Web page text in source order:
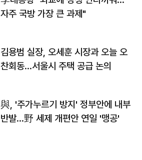
자주 국방 가장 큰 과제"
김용범 실장, 오세훈 시장과 오늘 오
찬회동...서울시 주택 공급 논의
與, '주가누르기 방지' 정부안에 내부
반발…野 세제 개편안 연일 '맹공'